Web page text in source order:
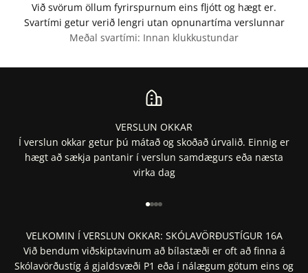
Við svörum öllum fyrirspurnum eins fljótt og hægt er.
Svartími getur verið lengri utan opnunartíma verslunnar
Meðal svartími: Innan klukkustundar
VERSLUN OKKAR
Í verslun okkar getur þú mátað og skoðað úrvalið. Einnig er
hægt að sækja pantanir í verslun samdægurs eða næsta
virka dag
Fara í 1
Fara í 2
Fara í 3
Fara í 4
VELKOMIN Í VERSLUN OKKAR: SKÓLAVÖRÐUSTÍGUR 16A
Við bendum viðskiptavinum að bílastæði er oft að finna á
Skólavörðustíg á gjaldsvæði P1 eða í nálægum götum eins og